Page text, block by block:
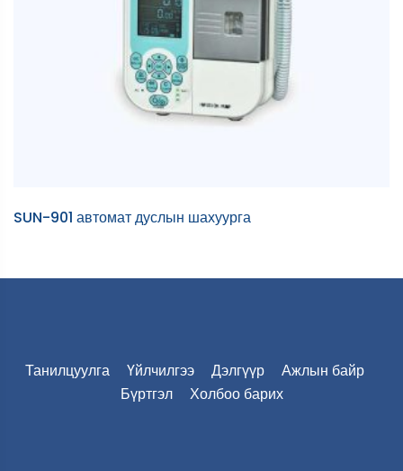
SUN-901 автомат дуслын шахуурга
Танилцуулга Үйлчилгээ Дэлгүүр
Ажлын байр
Бүртгэл
Холбоо барих